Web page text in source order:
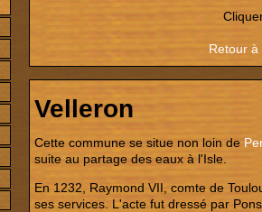
Retour
Velleron
Cette commune se situe non loin de
suite au partage des eaux à l'Isle.
En 1232, Raymond VII, comte de
ses services. L'acte fut dressé par